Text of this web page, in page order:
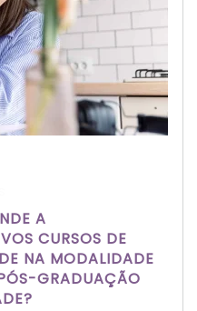
A
CURSOS DE
NA MODALIDADE
GRADUAÇÃO